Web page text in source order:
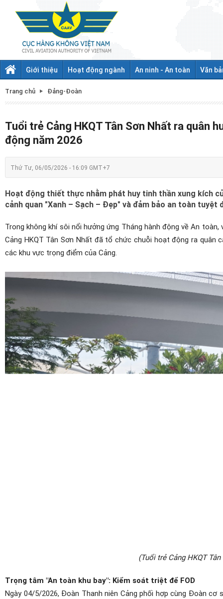
Giới thiệu Hoạt động ngành An ninh - An toàn Văn
Trang chủ Đảng-Đoàn
Tuổi trẻ Cảng HKQT Tân Sơn Nhất ra quân
động năm 2026
Thứ Tư, 06/05/2026 - 16:09 GMT+7
Hoạt động thiết thực nhằm phát huy tinh thần xung kích
cảnh quan "Xanh – Sạch – Đẹp" và đảm bảo an toàn tuyệt
Trong không khí sôi nổi hưởng ứng Tháng hành động về An
Cảng HKQT Tân Sơn Nhất đã tổ chức chuỗi hoạt động ra
các khu vực trọng điểm của Cảng.
(Tuổi trẻ Cảng HKQT
Trọng tâm "An toàn khu bay": Kiểm soát triệt để FOD
Ngày 04/5/2026, Đoàn Thanh niên Cảng phối hợp cùng Đoàn